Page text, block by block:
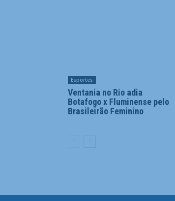
Esportes
Ventania no Rio adia
Botafogo x Fluminense pelo
Brasileirão Feminino